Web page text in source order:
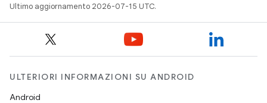
Ultimo aggiornamento 2026-07-15 UTC.
ULTERIORI INFORMAZIONI SU ANDROID
Android